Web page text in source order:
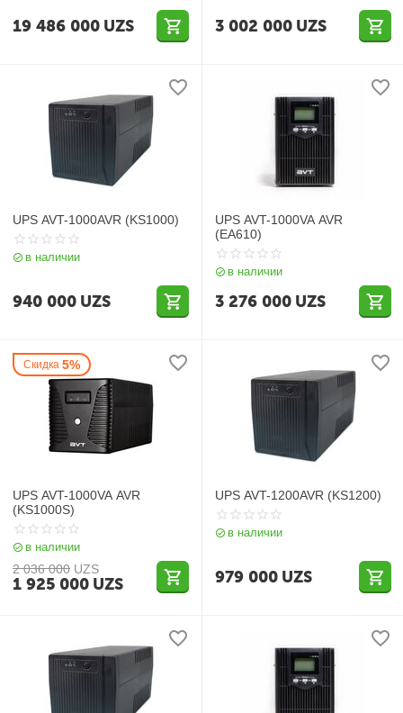
19 486 000 UZS 3 002 000 UZS
UPS AVT-1000AVR (KS1000)
в наличии
940 000 UZS
UPS AVT-1000VA AVR
(EA610)
в наличии
3 276 000 UZS
Скидка 5%
UPS AVT-1000VA AVR
(KS1000S)
в наличии
2 036 000 UZS
1 925 000 UZS
UPS AVT-1200AVR (KS1200)
в наличии
979 000 UZS